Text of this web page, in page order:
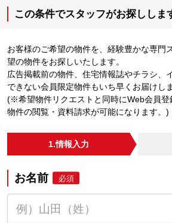
この条件でスタッフがお探ししま
お客様のご希望の物件を、経験豊かな専門
望の物件をお探しいたします。
広告掲載前の物件、住宅情報誌やチラシ、
できない会員限定物件もいち早くお届けしま
(※希望物件リクエストと同時にWeb会員登
物件の閲覧・資料請求が可能になります。)
1.情報入力
お名前 必須